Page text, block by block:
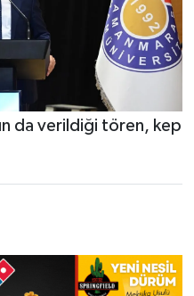
da verildiği tören, kep